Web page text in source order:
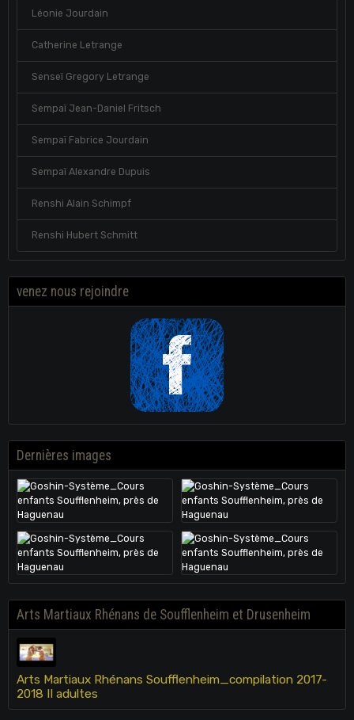
Léonie Jourdain
Catherine Letrange
Senseï Gregory Letrange
Sempaï Jean-Daniel Fritsch
Sempaï Fabrice Jourdain
Sempaï Alexandre Dupuis
Renshi Alain Schimpf
Renshi Hubert Schmitt
venez nous rejoindre
Dernières images
Arts Martiaux Rhénans de Soufflenheim et Drusenheim
Arts Martiaux Rhénans Soufflenheim_compilation 2017-
2018 II adultes